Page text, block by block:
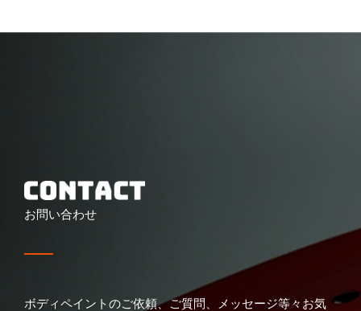
お問い合わせ
ボディペイントのご依頼、ご質問、メッセージ等々お気